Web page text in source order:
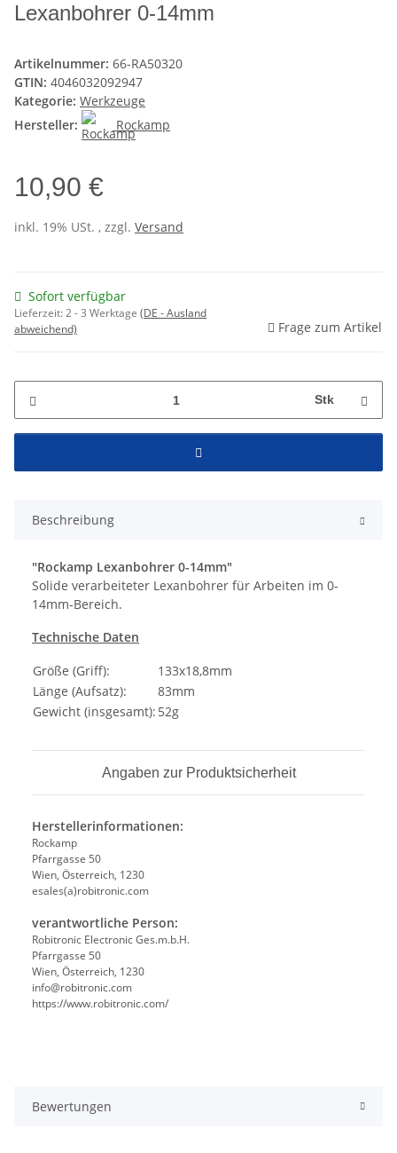
Lexanbohrer 0-14mm
Artikelnummer: 66-RA50320
GTIN: 4046032092947
Kategorie: Werkzeuge
Hersteller:
Rockamp
10,90 €
inkl. 19% USt. , zzgl. Versand
Sofort verfügbar
Lieferzeit:2 - 3 Werktage (DE - Ausland
abweichend)
Frage zum Artikel
Stk
Beschreibung
"Rockamp Lexanbohrer 0-14mm"
Solide verarbeiteter Lexanbohrer für Arbeiten im 0-
14mm-Bereich.
Technische Daten
Größe (Griff):
133x18,8mm
Länge (Aufsatz):
83mm
Gewicht (insgesamt): 52g
Angaben zur Produktsicherheit
Herstellerinformationen:
Rockamp
Pfarrgasse 50
Wien, Österreich, 1230
esales(a)robitronic.com
verantwortliche Person:
Robitronic Electronic Ges.m.b.H.
Pfarrgasse 50
Wien, Österreich, 1230
info@robitronic.com
https://www.robitronic.com/
Bewertungen